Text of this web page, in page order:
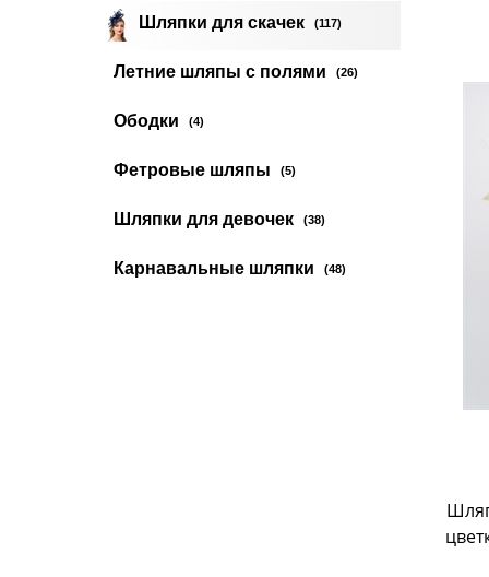
Шляпки для скачек (117)
Летние шляпы с полями (26)
Ободки (4)
Фетровые шляпы (5)
Шляпки для девочек (38)
Карнавальные шляпки (48)